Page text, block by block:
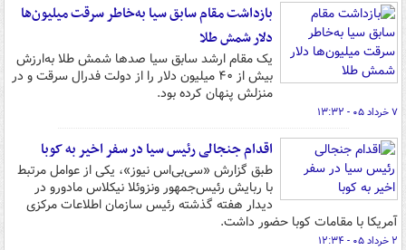
بازداشت مقام سابق سیا به‌خاطر سرقت میلیون‌ها
دلار شمش طلا
یک مقام ارشد سابق سیا صدها شمش طلا به‌ارزش
بیش از ۴۰ میلیون دلار را از دولت فدرال سرقت و در
منزلش پنهان کرده بود.
۷ خرداد ۰۵ - ۱۳:۳۲
اقدام جنجالی رئیس سیا در سفر اخیر به کوبا
طبق گزارش «سی‌بی‌اس نیوز»، یکی از عوامل مرتبط
با ربایش رئیس‌جمهور ونزوئلا نیکلاس مادورو در
دیدار هفته گذشته رئیس سازمان اطلاعات مرکزی
آمریکا با مقامات کوبا حضور داشت.
۲ خرداد ۰۵ - ۱۲:۳۴